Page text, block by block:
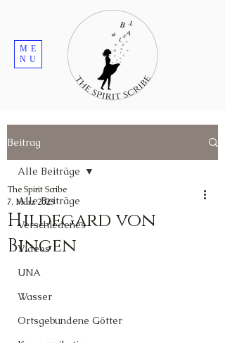
ME
NU
Beitrag
Alle Beiträge
Verschiedenes
Videos
UNA
Wasser
Ortsgebundene Götter
Alle Beiträge
Hildegard von
Bingen
The Spirit Scribe
7. März 2023